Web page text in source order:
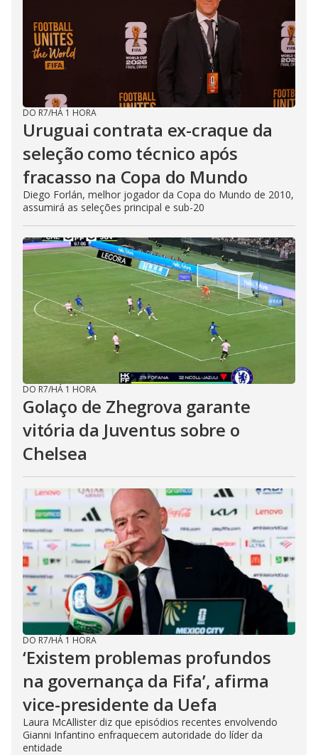
DO R7/HÁ 1 HORA
Uruguai contrata ex-craque da
seleção como técnico após
fracasso na Copa do Mundo
Diego Forlán, melhor jogador da Copa do Mundo de 2010,
assumirá as seleções principal e sub-20
DO R7/HÁ 1 HORA
Golaço de Zhegrova garante
vitória da Juventus sobre o
Chelsea
DO R7/HÁ 1 HORA
‘Existem problemas profundos
na governança da Fifa’, afirma
vice-presidente da Uefa
Laura McAllister diz que episódios recentes envolvendo
Gianni Infantino enfraquecem autoridade do líder da
entidade